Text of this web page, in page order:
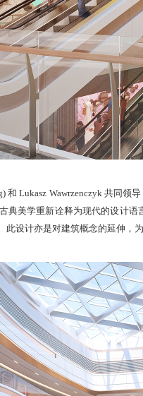
和 Lukasz Wawrzenczyk 共同
典美学重新诠释为现代的设计
设计亦是对建筑概念的延伸，